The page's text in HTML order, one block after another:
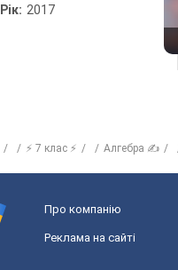
Рік: 2017
⚡ 7 клас ⚡ Алгебра ✍
Про компанію
Реклама на сайті